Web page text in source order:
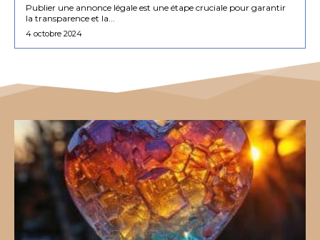
Publier une annonce légale est une étape cruciale pour garantir
la transparence et la...
4 octobre 2024